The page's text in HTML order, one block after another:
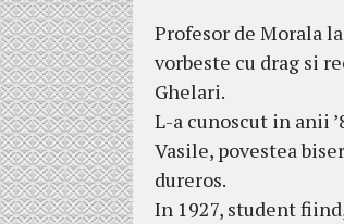
Profesor de Morala
vorbeste cu drag si
Ghelari.
L-a cunoscut in anii
Vasile, povestea
dureros.
In 1927, student